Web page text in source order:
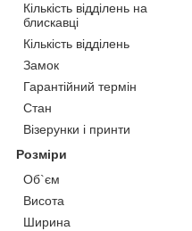
Кількість відділень на
блискавці
Кількість відділень
Замок
Гарантійний термін
Стан
Візерунки і принти
Розміри
Об`єм
Висота
Ширина